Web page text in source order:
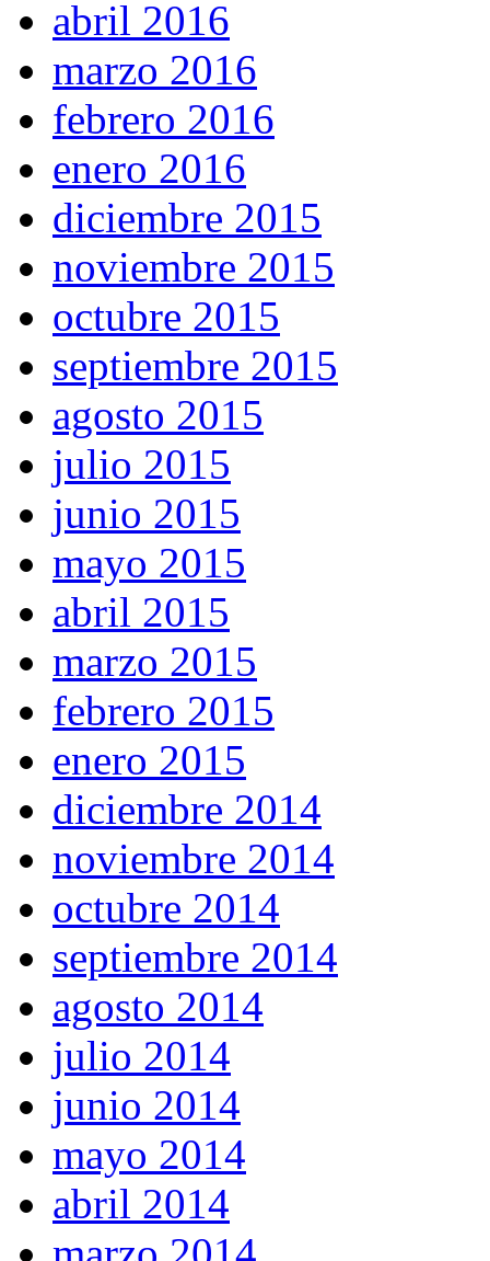
abril 2016
marzo 2016
febrero 2016
enero 2016
diciembre 2015
noviembre 2015
octubre 2015
septiembre 2015
agosto 2015
julio 2015
junio 2015
mayo 2015
abril 2015
marzo 2015
febrero 2015
enero 2015
diciembre 2014
noviembre 2014
octubre 2014
septiembre 2014
agosto 2014
julio 2014
junio 2014
mayo 2014
abril 2014